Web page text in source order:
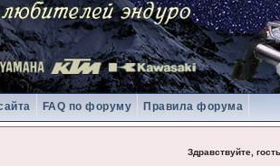
FAQ по форуму Правила форума
Здравствуйте, гость